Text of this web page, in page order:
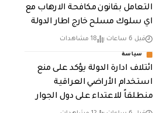
التعامل بقانون مكافحة الارهاب مع
اي سلوك مسلح خارج اطار الدولة
قبل 6 ساعات 18 مشاهدات
سياسة
ائتلاف ادارة الدولة يؤكد على منع
استخدام الأراضي العراقية
منطلقاً للاعتداء على دول الجوار